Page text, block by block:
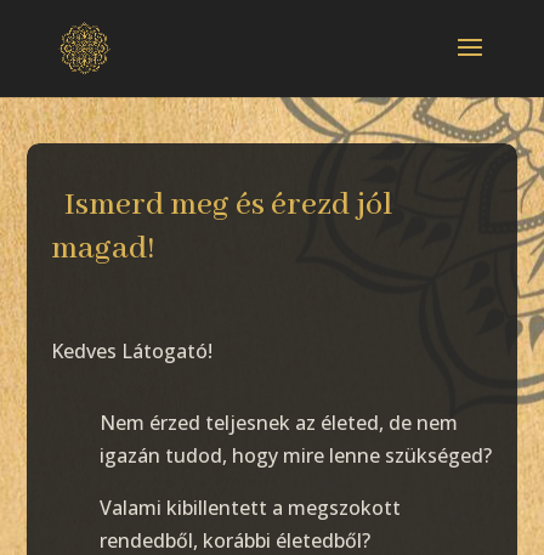
Ismerd meg és érezd jól
magad!
Kedves Látogató!
Nem érzed teljesnek az életed, de nem
igazán tudod, hogy mire lenne szükséged?
Valami kibillentett a megszokott
rendedből, korábbi életedből?